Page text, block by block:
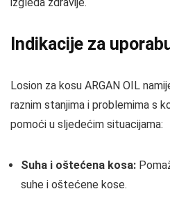
Indikacije za
Losion za kosu ARGAN OIL
raznim stanjima i problemima s
pomoći u sljedećim situacijama:
Suha i oštećena kosa:
suhe i oštećene kose.